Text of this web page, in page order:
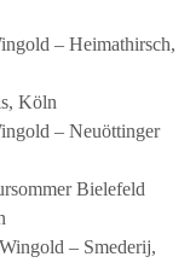
– Heimathirsch,
Köln
– Neuöttinger
Bielefeld
– Smederij,